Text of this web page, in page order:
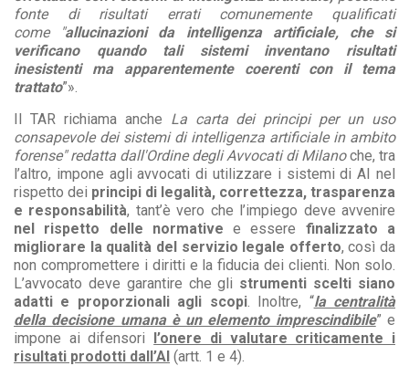
fonte di risultati errati comunemente qualificati
come
"allucinazioni da intelligenza artificiale, che si
verificano quando tali sistemi inventano risultati
inesistenti ma apparentemente coerenti con il tema
trattato”».
Il TAR richiama anche La carta dei principi per un uso
consapevole dei sistemi di intelligenza artificiale in ambito
forense" redatta dall'Ordine degli Avvocati di Milanoche, tra
l’altro, impone agli avvocati di utilizzare i sistemi di AI nel
rispetto dei principi di legalità, correttezza, trasparenza
e responsabilità, tant’è vero che l’impiego deve avvenire
nel rispetto delle normative e essere finalizzato a
migliorare la qualità del servizio legale offerto, così da
non compromettere i diritti e la fiducia dei clienti. Non solo.
L’avvocato deve garantire che gli strumenti scelti siano
adatti e proporzionali agli scopi. Inoltre, “la centralità
della decisione umana è un elemento imprescindibile” e
impone ai difensori l’onere di valutare criticamente i
risultati prodotti dall’AI (artt. 1 e 4).